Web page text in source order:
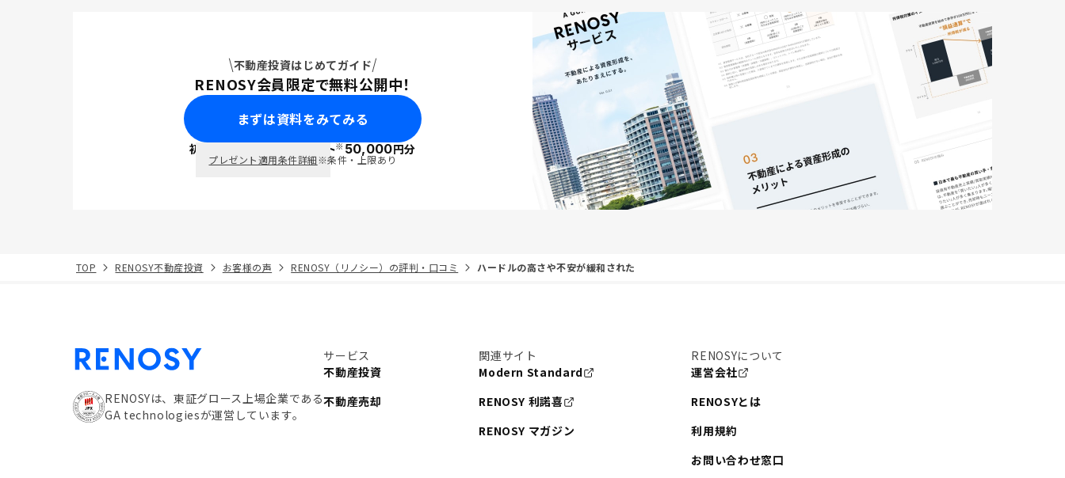
不動産投資はじめてガイド
RENOSY会員限定で無料公開中！
まずは資料をみてみる
初回面談で ポイント※50,000円分
プレゼント適用条件詳細※条件・上限あり
TOP RENOSY不動産投資 お客様の声 RENOSY（リノシー）の評判・口コミ ハードルの高さや不安が緩和された
RENOSYは、東証グロース上場企業である
GA technologiesが運営しています。
サービス
不動産投資
不動産売却
関連サイト
Modern Standard
RENOSY 利諾喜
RENOSY マガジン
RENOSYについて
運営会社
RENOSYとは
利用規約
お問い合わせ窓口